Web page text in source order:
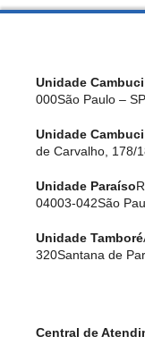
Unidade Cambuci
000São Paulo – SP
Unidade
de Carvalho, 178/
Unidade Paraíso
04003-042São
Unidade Tamboré
320Santana de
Central de